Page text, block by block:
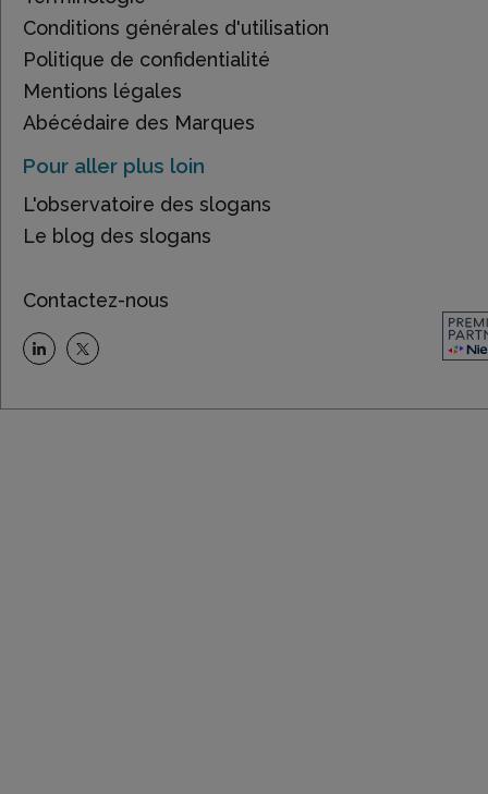
Conditions générales d'utilisation
Politique de confidentialité
Mentions légales
Abécédaire des Marques
Pour aller plus loin
L'observatoire des slogans
Le blog des slogans
Contactez-nous